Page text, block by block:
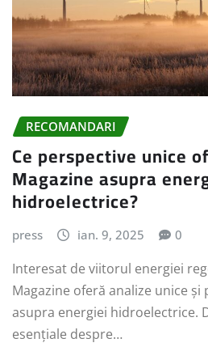
RECOMANDARI
Ce perspective unice
Magazine asupra
hidroelectrice?
press ian. 9, 2025 0
Interesat de viitorul energiei
Magazine oferă analize unice
asupra energiei hidroelectrice.
esențiale despre…